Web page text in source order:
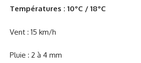
Températures : 10°C / 18°C
Vent : 15 km/h
Pluie : 2 à 4 mm